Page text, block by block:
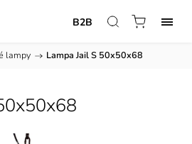
B2B
lampy / Lampa Jail S 50x50x68